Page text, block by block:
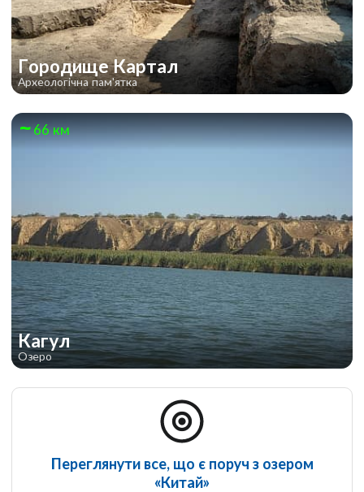
Городище Картал
Археологічна пам'ятка
66 км
Кагул
Озеро
Переглянути все, що є поруч з озером
«Китай»